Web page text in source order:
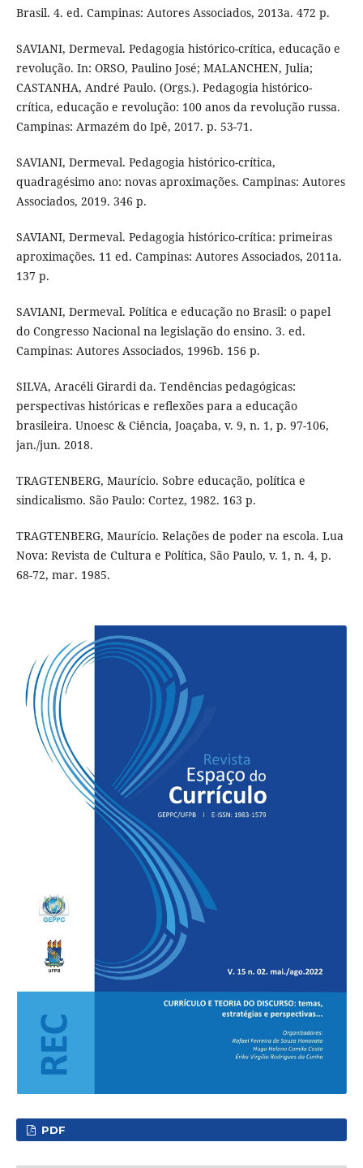
Brasil. 4. ed. Campinas: Autores Associados, 2013a. 472 p.
SAVIANI, Dermeval. Pedagogia histórico-crítica, educação e
revolução. In: ORSO, Paulino José; MALANCHEN, Julia;
CASTANHA, André Paulo. (Orgs.). Pedagogia histórico-
crítica, educação e revolução: 100 anos da revolução russa.
Campinas: Armazém do Ipê, 2017. p. 53-71.
SAVIANI, Dermeval. Pedagogia histórico-crítica,
quadragésimo ano: novas aproximações. Campinas: Autores
Associados, 2019. 346 p.
SAVIANI, Dermeval. Pedagogia histórico-crítica: primeiras
aproximações. 11 ed. Campinas: Autores Associados, 2011a.
137 p.
SAVIANI, Dermeval. Política e educação no Brasil: o papel
do Congresso Nacional na legislação do ensino. 3. ed.
Campinas: Autores Associados, 1996b. 156 p.
SILVA, Aracéli Girardi da. Tendências pedagógicas:
perspectivas históricas e reflexões para a educação
brasileira. Unoesc & Ciência, Joaçaba, v. 9, n. 1, p. 97-106,
jan./jun. 2018.
TRAGTENBERG, Maurício. Sobre educação, política e
sindicalismo. São Paulo: Cortez, 1982. 163 p.
TRAGTENBERG, Maurício. Relações de poder na escola. Lua
Nova: Revista de Cultura e Política, São Paulo, v. 1, n. 4, p.
68-72, mar. 1985.
PDF